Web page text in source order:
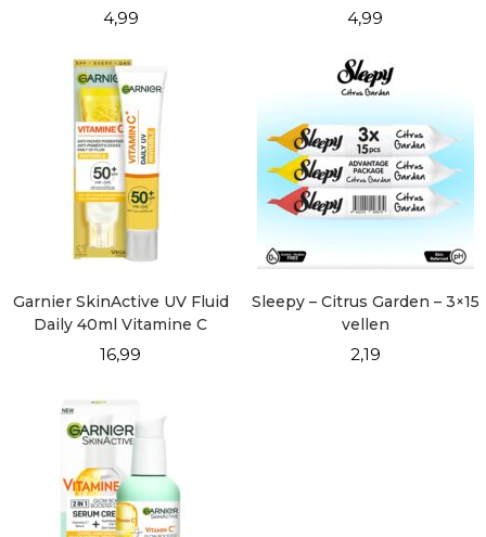
4,99 4,99
Garnier SkinActive UV Fluid
Daily 40ml Vitamine C
Invisible
16,99
Sleepy – Citrus Garden – 3×15
vellen
2,19